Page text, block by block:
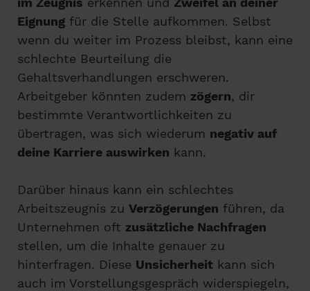
Eignung für die Stelle aufkommen. Selbst
wenn du weiter im Prozess bleibst, kann eine
schlechte Beurteilung die
Gehaltsverhandlungen erschweren.
Arbeitgeber könnten zudem zögern, dir
bestimmte Verantwortlichkeiten zu
übertragen, was sich wiederum negativ auf
deine Karriere auswirken kann.
Darüber hinaus kann ein schlechtes
Arbeitszeugnis zu Verzögerungen führen, da
Unternehmen oft zusätzliche Nachfragen
stellen, um die Inhalte genauer zu
hinterfragen. Diese Unsicherheit kann sich
auch im Vorstellungsgespräch widerspiegeln,